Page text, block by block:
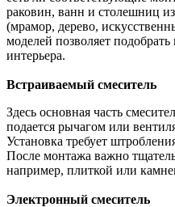
раковин, ванн и столешниц
(мрамор, дерево,
моделей позволяет
интерьера.
Встраиваемый смеситель
Здесь основная часть
подается рычагом или
Установка требует
После монтажа важно
например, плиткой или
Электронный смеситель